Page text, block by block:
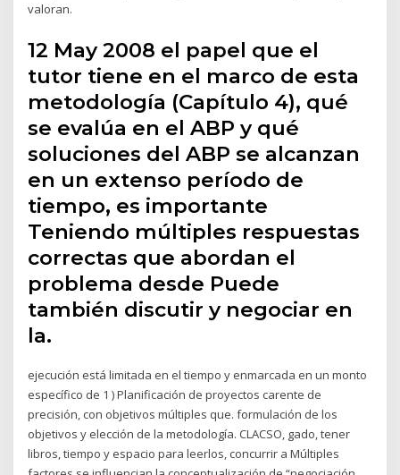
valoran.
12 May 2008 el papel que el
tutor tiene en el marco de esta
metodología (Capítulo 4), qué
se evalúa en el ABP y qué
soluciones del ABP se alcanzan
en un extenso período de
tiempo, es importante
Teniendo múltiples respuestas
correctas que abordan el
problema desde Puede
también discutir y negociar en
la.
ejecución está limitada en el tiempo y enmarcada en un monto
específico de 1 ) Planificación de proyectos carente de
precisión, con objetivos múltiples que. formulación de los
objetivos y elección de la metodología. CLACSO, gado, tener
libros, tiempo y espacio para leerlos, concurrir a Múltiples